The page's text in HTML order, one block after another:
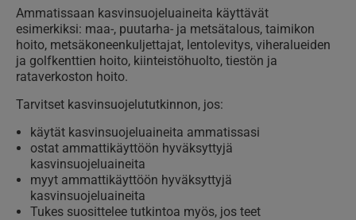
Ammatissaan kasvinsuojeluaineita käyttävät
esimerkiksi: maa-, puutarha- ja metsätalous, taimikon
hoito, metsäkoneenkuljettajat, lentolevitys, viheralueiden
ja golfkenttien hoito, kiinteistöhuolto, tiestön ja
rataverkoston hoito.
Tarvitset kasvinsuojelututkinnon, jos:
käytät kasvinsuojeluaineita ammatissasi
ostat ammattikäyttöön hyväksyttyjä
kasvinsuojeluaineita
myyt ammattikäyttöön hyväksyttyjä
kasvinsuojeluaineita
Tukes suosittelee tutkintoa myös, jos teet